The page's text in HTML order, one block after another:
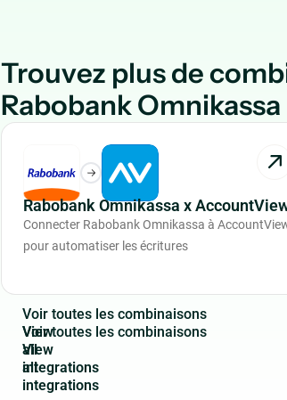
Trouvez plus de
Rabobank Omnikassa
Rabobank Omnikassa x
Connecter Rabobank Omnikassa à
pour automatiser les écritures
Voir toutes les combinaisons
View
all
integrations